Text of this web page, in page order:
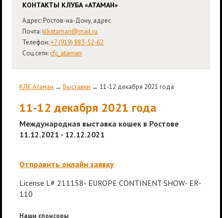
КОНТАКТЫ КЛУБА «АТАМАН»
Адрес: Ростов-на-Дону, адрес
Почта:klkataman@mail.ru
Телефон:+7 (919) 883-52-62
Соц.сети:cfc_ataman
КЛК Атаман →Выставки → 11-12 декабря 2021 года
11-12 декабря 2021 года
Международная выставка кошек в Ростове
11.12.2021 - 12.12.2021
Отправить онлайн заявку
License L# 211158- EUROPE CONTINENT SHOW- ER-
110
Наши спонсоры